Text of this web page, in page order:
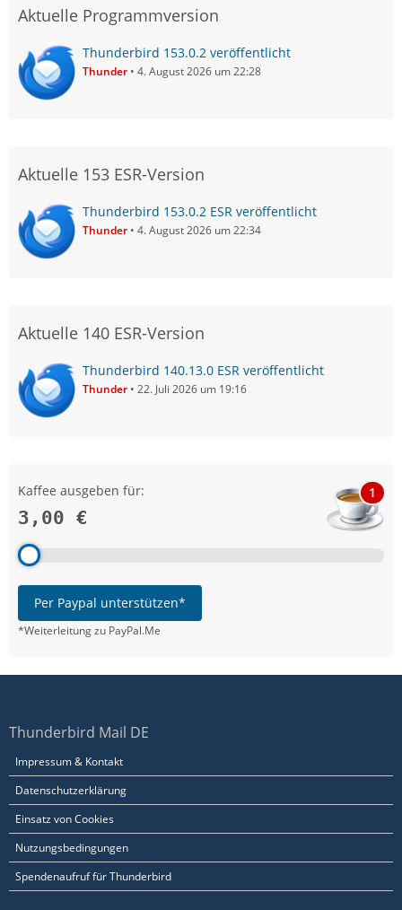
Aktuelle Programmversion
Thunderbird 153.0.2 veröffentlicht
Thunder 4. August 2026 um 22:28
Aktuelle 153 ESR-Version
Thunderbird 153.0.2 ESR veröffentlicht
Thunder 4. August 2026 um 22:34
Aktuelle 140 ESR-Version
Thunderbird 140.13.0 ESR veröffentlicht
Thunder 22. Juli 2026 um 19:16
Kaffee ausgeben für:
3,00 €
1
Per Paypal unterstützen*
*Weiterleitung zu PayPal.Me
Thunderbird Mail DE
Impressum & Kontakt
Datenschutzerklärung
Einsatz von Cookies
Nutzungsbedingungen
Spendenaufruf für Thunderbird